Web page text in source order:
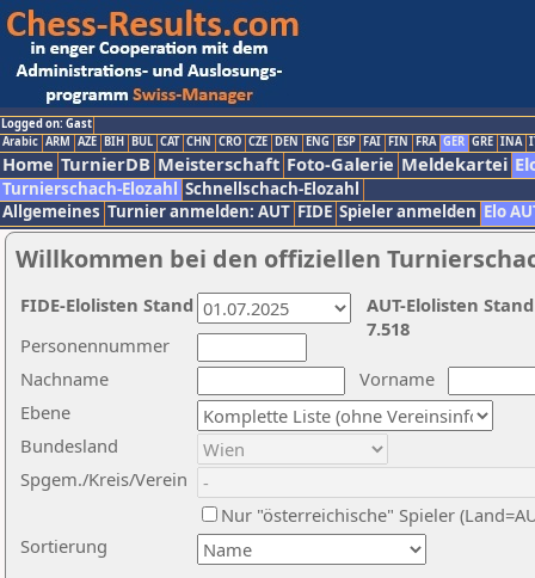
Logged on: Gast
Arabic ARM AZE BIH BUL CAT CHN CRO CZE DEN ENG ESP FAI FIN FRA GER GRE INA
Home TurnierDB Meisterschaft Foto-Galerie Meldekartei
Turnierschach-Elozahl Schnellschach-Elozahl
Allgemeines Turnier anmelden: AUT FIDE Spieler anmelden Elo
Willkommen bei den offiziellen
Nachname
Vorname
Ebene
Sortierung
Personennummer
Bundesland
Spgem./Kreis/Verein
Nur "österreichische" Spieler
AUT-Elolisten
7.518
FIDE-Elolisten Stand